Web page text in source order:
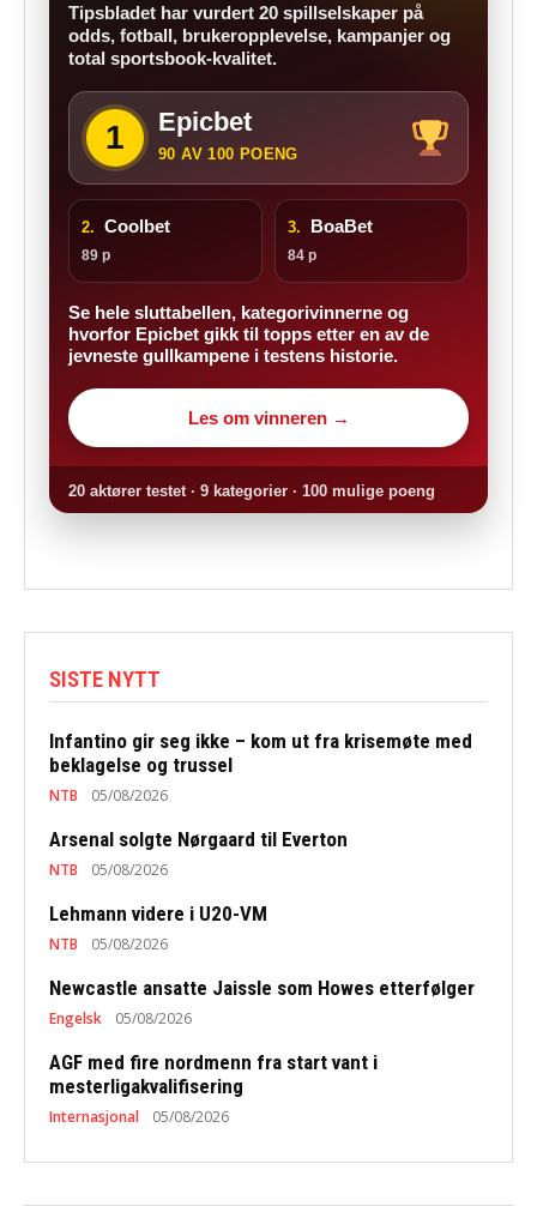
Tipsbladet har vurdert 20 spillselskaper på
odds, fotball, brukeropplevelse, kampanjer og
total sportsbook-kvalitet.
1 Epicbet
90 AV 100 POENG
2. Coolbet
89 p
3. BoaBet
84 p
Se hele sluttabellen, kategorivinnerne og
hvorfor Epicbet gikk til topps etter en av de
jevneste gullkampene i testens historie.
Les om vinneren →
20 aktører testet · 9 kategorier · 100 mulige poeng
SISTE NYTT
Infantino gir seg ikke – kom ut fra krisemøte med
beklagelse og trussel
NTB 05/08/2026
Arsenal solgte Nørgaard til Everton
NTB 05/08/2026
Lehmann videre i U20-VM
NTB 05/08/2026
Newcastle ansatte Jaissle som Howes etterfølger
Engelsk 05/08/2026
AGF med fire nordmenn fra start vant i
mesterligakvalifisering
Internasjonal 05/08/2026